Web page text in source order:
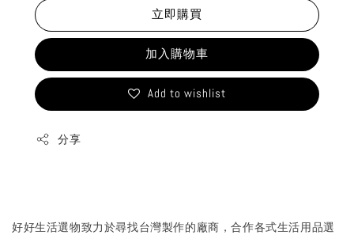
立即購買
加入購物車
Add to wishlist
分享
好好生活選物致力於尋找台灣製作的廠商，合作各式生活用品選